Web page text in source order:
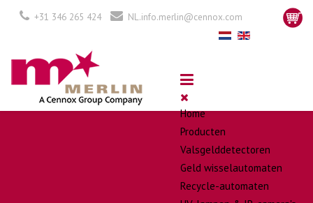
+31 346 265 424 NL.info.merlin@cennox.com
Home
Producten
Valsgelddetectoren
Geld wisselautomaten
Recycle-automaten